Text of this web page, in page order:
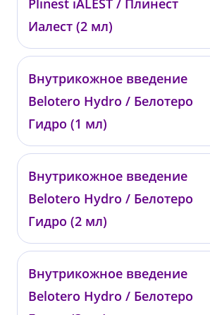
от 19 000 ₽
Plinest iALEST / Плинест
Иалест (2 мл)
01985
от 18 000 ₽
Внутрикожное введение
Belotero Hydro / Белотеро
Гидро (1 мл)
0180
от 14 200 ₽
Внутрикожное введение
Belotero Hydro / Белотеро
Гидро (2 мл)
0182
от 27 400 ₽
Внутрикожное введение
Belotero Hydro / Белотеро